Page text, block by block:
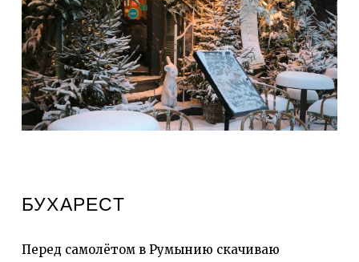
БУХАРЕСТ
Перед самолётом в Румынию скачиваю